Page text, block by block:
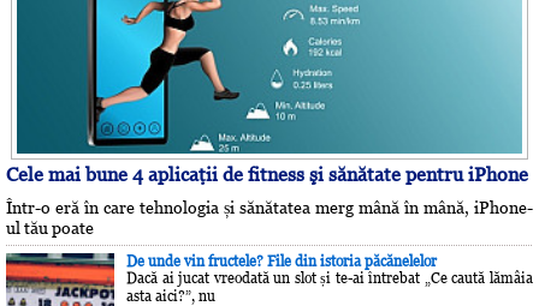
Cele mai bune 4 aplicaţii de fitness şi sănătate pentru iPhone
Într-o eră în care tehnologia și sănătatea merg mână în mână, iPhone-
ul tău poate
De unde vin fructele? File din istoria păcănelelor
Dacă ai jucat vreodată un slot și te-ai întrebat „Ce caută lămâia
asta aici?”, nu